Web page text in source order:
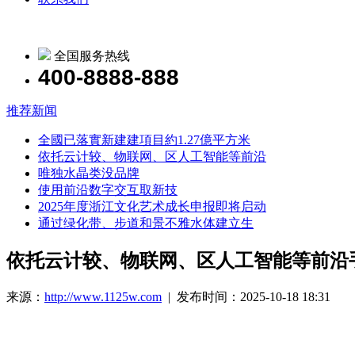
全国服务热线
400-8888-888
推荐新闻
全國已落實新建建項目約1.27億平方米
依托云计较、物联网、区人工智能等前沿
唯独水晶类没品牌
使用前沿数字交互取新技
2025年度浙江文化艺术成长申报即将启动
通过绿化带、步道和景不雅水体建立生
依托云计较、物联网、区人工智能等前沿
来源： http://www.1125w.com | 发布时间：2025-10-18 18:31